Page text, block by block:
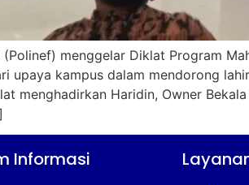
menggelar Diklat Program
upaya kampus dalam mendorong
menghadirkan Haridin, Owner
Informasi